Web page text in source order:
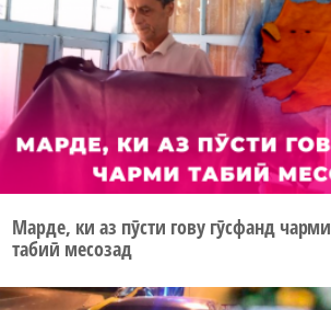
Марде, ки аз пӯсти гову гӯсфанд чарми
табиӣ месозад